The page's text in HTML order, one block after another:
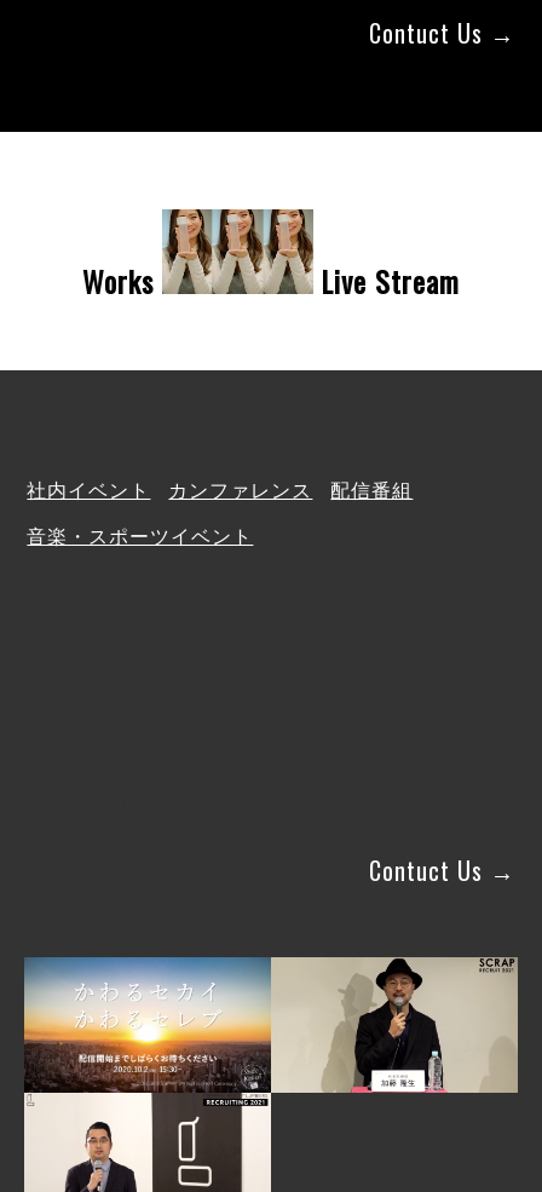
Contuct Us →
Works Live Stream
社内イベント カンファレンス 配信番組
音楽・スポーツイベント
Contuct Us →